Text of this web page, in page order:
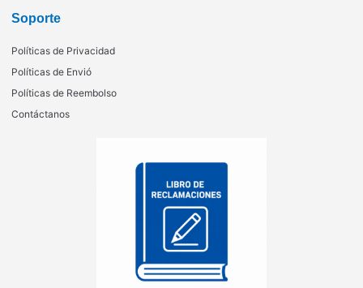
Soporte
Políticas de Privacidad
Políticas de Envió
Políticas de Reembolso
Contáctanos